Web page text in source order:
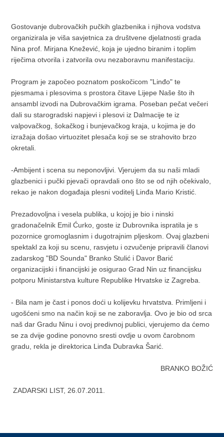
Gostovanje dubrovačkih pučkih glazbenika i njihova vodstva
organizirala je viša savjetnica za društvene djelatnosti grada
Nina prof. Mirjana Knežević, koja je ujedno biranim i toplim
riječima otvorila i zatvorila ovu nezaboravnu manifestaciju.
Program je započeo poznatom poskočicom "Linđo" te
pjesmama i plesovima s prostora čitave Lijepe Naše što ih
ansambl izvodi na Dubrovačkim igrama. Poseban pečat večeri
dali su starogradski napjevi i plesovi iz Dalmacije te iz
valpovačkog, šokačkog i bunjevačkog kraja, u kojima je do
izražaja došao virtuozitet plesača koji se se strahovito brzo
okretali.
-Ambijent i scena su neponovljivi. Vjerujem da su naši mladi
glazbenici i pučki pjevači opravdali ono što se od njih očekivalo,
rekao je nakon događaja plesni voditelj Linđa Mario Kristić.
Prezadovoljna i vesela publika, u kojoj je bio i ninski
gradonačelnik Emil Ćurko, goste iz Dubrovnika ispratila je s
pozornice gromoglasnim i dugotrajnim pljeskom. Ovaj glazbeni
spektakl za koji su scenu, rasvjetu i ozvučenje pripravili članovi
zadarskog "BD Sounda" Branko Stulić i Davor Barić
organizacijski i financijski je osigurao Grad Nin uz financijsku
potporu Ministarstva kulture Republike Hrvatske iz Zagreba.
- Bila nam je čast i ponos doći u kolijevku hrvatstva. Primljeni i
ugošćeni smo na način koji se ne zaboravlja. Ovo je bio od srca
naš dar Gradu Ninu i ovoj predivnoj publici, vjerujemo da ćemo
se za dvije godine ponovno sresti ovdje u ovom čarobnom
gradu, rekla je direktorica Linđa Dubravka Šarić.
BRANKO BOŽIĆ
ZADARSKI LIST, 26.07.2011.